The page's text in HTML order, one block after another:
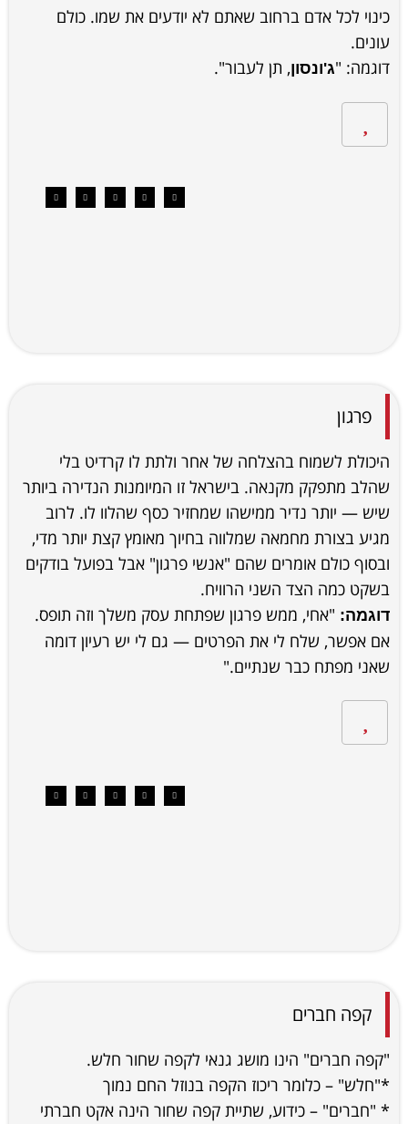
כינוי לכל אדם ברחוב שאתם לא יודעים את שמו. כולם
עונים.
דוגמה: "ג'ונסון, תן לעבור".
פרגון
היכולת לשמוח בהצלחה של אחר ולתת לו קרדיט בלי
שהלב מתפקק מקנאה. בישראל זו המיומנות הנדירה ביותר
שיש — יותר נדיר ממישהו שמחזיר כסף שהלוו לו. לרוב
מגיע בצורת מחמאה שמלווה בחיוך מאומץ קצת יותר מדי,
ובסוף כולם אומרים שהם "אנשי פרגון" אבל בפועל בודקים
בשקט כמה הצד השני הרוויח.
דוגמה: "אחי, ממש פרגון שפתחת עסק משלך וזה תופס.
אם אפשר, שלח לי את הפרטים — גם לי יש רעיון דומה
שאני מפתח כבר שנתיים."
קפה חברים
"קפה חברים" הינו מושג גנאי לקפה שחור חלש.
*"חלש" – כלומר ריכוז הקפה בנוזל החם נמוך
* "חברים" – כידוע, שתיית קפה שחור הינה אקט חברתי